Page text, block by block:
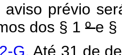
aviso prévio
dos § 1 ºe
G.Até 31 de